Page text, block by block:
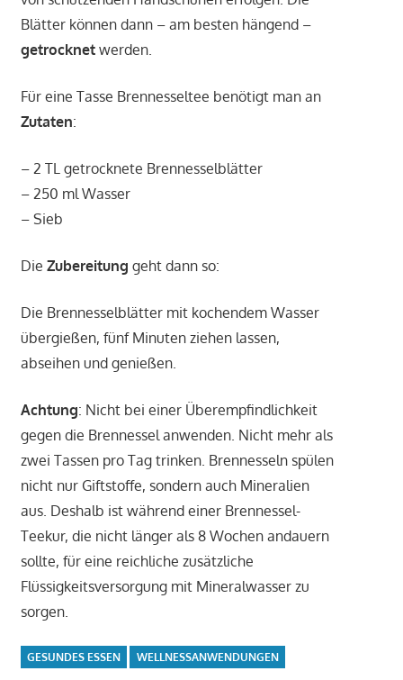
Blätter können dann – am besten hängend –
getrocknetwerden.
Für eine Tasse Brennesseltee benötigt man an
Zutaten:
– 2 TL getrocknete Brennesselblätter
– 250 ml Wasser
– Sieb
Die Zubereitung geht dann so:
Die Brennesselblätter mit kochendem Wasser
übergießen, fünf Minuten ziehen lassen,
abseihen und genießen.
Achtung: Nicht bei einer Überempfindlichkeit
gegen die Brennessel anwenden. Nicht mehr als
zwei Tassen pro Tag trinken. Brennesseln spülen
nicht nur Giftstoffe, sondern auch Mineralien
aus. Deshalb ist während einer Brennessel-
Teekur, die nicht länger als 8 Wochen andauern
sollte, für eine reichliche zusätzliche
Flüssigkeitsversorgung mit Mineralwasser zu
sorgen.
GESUNDES ESSEN WELLNESSANWENDUNGEN